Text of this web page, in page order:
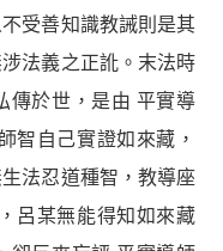
受善知識教誡則是其
法義之正訛。末法時
傳於世，是由 平實導
智自己實證如來藏，
法忍道種智，教導座
呂某無能得知如來藏